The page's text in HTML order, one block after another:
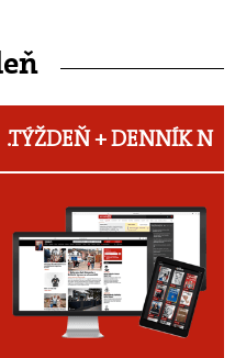
.TÝŽDEŇ +DENNÍK N